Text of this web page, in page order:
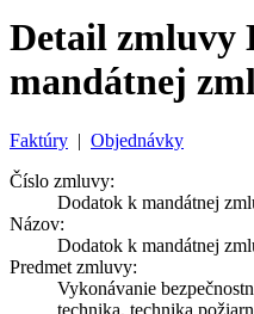
Detail zmluvy
mandátnej
Faktúry | Objednávky
Číslo zmluvy:
Dodatok k mandátnej
Názov:
Dodatok k mandátnej
Predmet zmluvy:
Vykonávanie
technika, technika